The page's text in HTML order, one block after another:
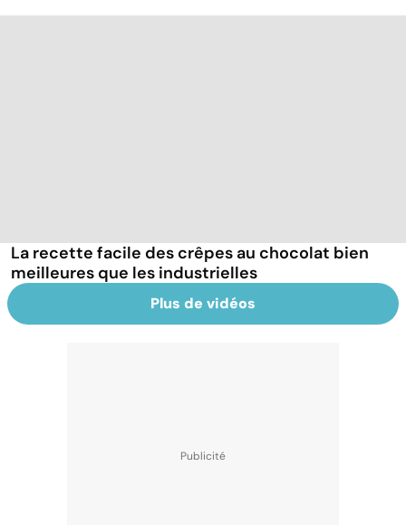
La recette facile des crêpes au chocolat bien
meilleures que les industrielles
Plus de vidéos